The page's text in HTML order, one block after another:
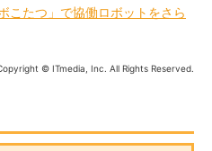
こたつ」で協働ロボットをさら
© ITmedia, Inc. All Rights Reserved.